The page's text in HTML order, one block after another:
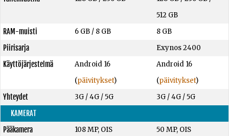
512 GB
RAM-muisti
6 GB/ 8 GB
8 GB
Piirisarja
Exynos 2400
Käyttöjärjestelmä
Android 16
(päivitykset)
Android 16
(päivitykset)
Yhteydet
3G / 4G / 5G
3G / 4G / 5G
KAMERAT
Pääkamera
108 MP, OIS
50 MP, OIS